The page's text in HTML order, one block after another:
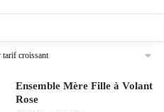
Ensemble Mère Fille à Volant
Rose